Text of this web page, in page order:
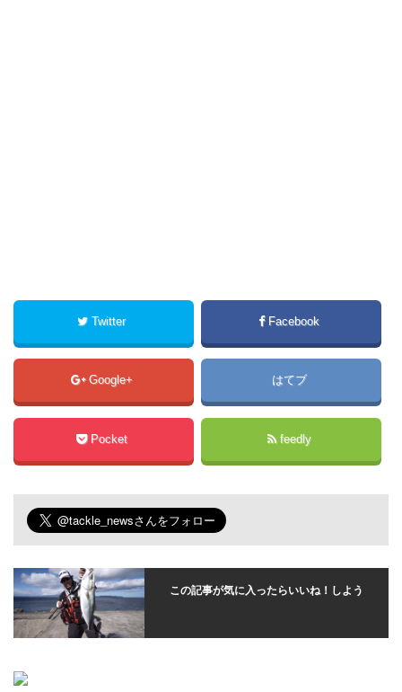
Twitter Facebook
Google+ はてブ
Pocket feedly
この記事が気に入ったらいいね！しよう